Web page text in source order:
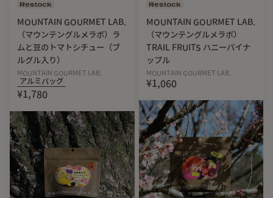
◾️アレルギー情報：えび、乳成分、豚肉
◾️原材料
ライス（うるち米（国産）、もち米（国産））、カレーソー
ス（豚肉、筍、玉ねぎ、植物油脂、ココナッツミルク、茄
子、赤パプリカ、魚醤、グラニュー糖、香辛料（唐辛子、レ
モングラス、にんにく、食塩、ガランガル、えびペースト、
カフィアライムの皮、コリアンダーシード、こしょう、クミ
ン、ターメリック））、ココナッツミルクパウダー、食塩、
乾燥果実／酸化防止剤（ビタミンE、ビタミンC）、（一部に
えび・乳成分・豚肉・魚介類を含む）
◾️栄養成分表示
エネルギー: 343kcal
Restock
MOUNTAIN GOURMET LAB.
（マウンテングルメラボ）ラ
ムと豆のトマトシチュー（ブ
ルグル入り）
MOUNTAIN GOURMET LAB.
アルミバッグ
¥1,780
Restock
MOUNTAIN GOURMET LAB.
（マウンテングルメラボ）
TRAIL FRUITS ハニーパイナ
ップル
MOUNTAIN GOURMET LAB.
¥1,060